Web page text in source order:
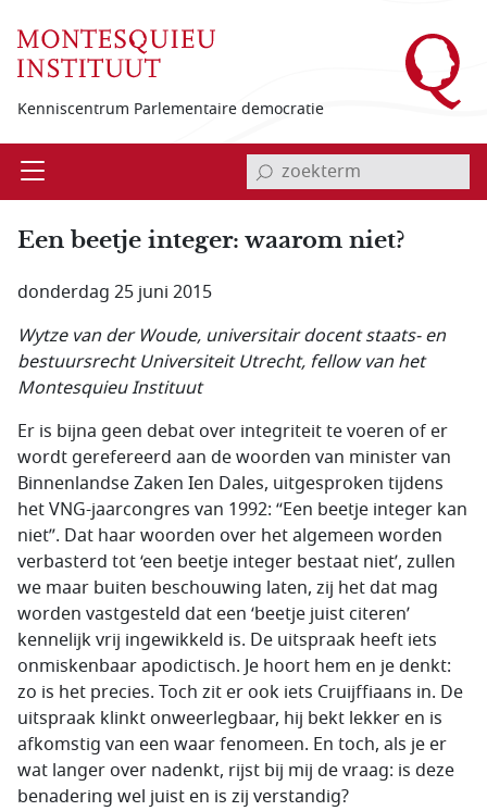
Kenniscentrum Parlementaire democratie
Open invoerveld zoekterm
Een beetje integer: waarom niet?
donderdag 25 juni 2015
Wytze van der Woude, universitair docent staats- en
bestuursrecht Universiteit Utrecht, fellow van het
Montesquieu Instituut
Er is bijna geen debat over integriteit te voeren of er
wordt gerefereerd aan de woorden van minister van
Binnenlandse Zaken Ien Dales, uitgesproken tijdens
het VNG-jaarcongres van 1992: “Een beetje integer kan
niet”. Dat haar woorden over het algemeen worden
verbasterd tot ‘een beetje integer bestaat niet’, zullen
we maar buiten beschouwing laten, zij het dat mag
worden vastgesteld dat een ‘beetje juist citeren’
kennelijk vrij ingewikkeld is. De uitspraak heeft iets
onmiskenbaar apodictisch. Je hoort hem en je denkt:
zo is het precies. Toch zit er ook iets Cruijffiaans in. De
uitspraak klinkt onweerlegbaar, hij bekt lekker en is
afkomstig van een waar fenomeen. En toch, als je er
wat langer over nadenkt, rijst bij mij de vraag: is deze
benadering wel juist en is zij verstandig?